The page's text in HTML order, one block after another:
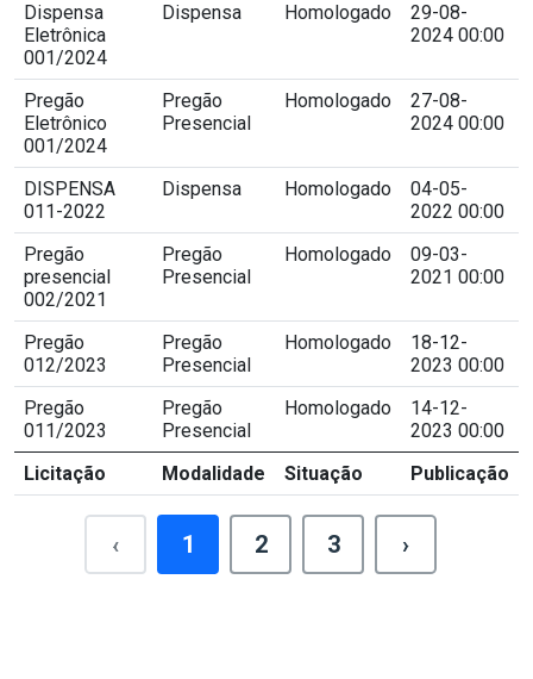
Dispensa
Eletrônica
001/2024
Dispensa Homologado
29-08-
2024 00:00
Pregão
Eletrônico
001/2024
Pregão
Presencial
Homologado
27-08-
2024 00:00
DISPENSA
011-2022
Dispensa Homologado
04-05-
2022 00:00
Pregão
presencial
002/2021
Pregão
Presencial
Homologado
09-03-
2021 00:00
Pregão
012/2023
Pregão
Presencial
Homologado
18-12-
2023 00:00
Pregão
011/2023
Pregão
Presencial
Homologado
14-12-
2023 00:00
Licitação
Modalidade Situação Publicação
‹ 1 2 3 ›